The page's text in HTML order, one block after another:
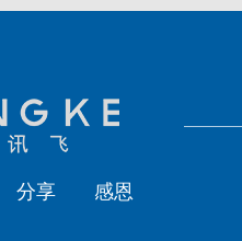
分享 感恩